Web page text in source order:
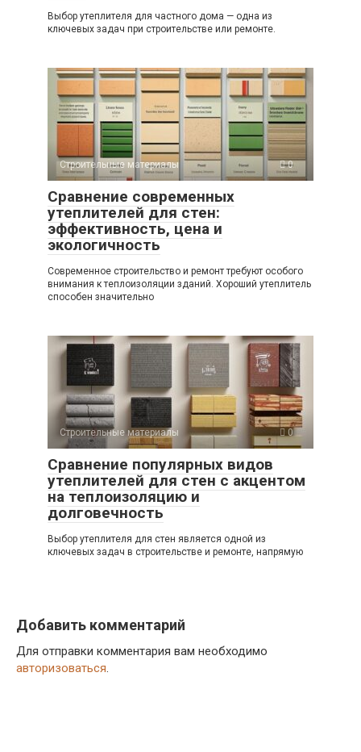
Выбор утеплителя для частного дома — одна из
ключевых задач при строительстве или ремонте.
Строительные материалы 0
Сравнение современных
утеплителей для стен:
эффективность, цена и
экологичность
Современное строительство и ремонт требуют особого
внимания к теплоизоляции зданий. Хороший утеплитель
способен значительно
Строительные материалы 0
Сравнение популярных видов
утеплителей для стен с акцентом
на теплоизоляцию и
долговечность
Выбор утеплителя для стен является одной из
ключевых задач в строительстве и ремонте, напрямую
Добавить комментарий
Для отправки комментария вам необходимо
авторизоваться.